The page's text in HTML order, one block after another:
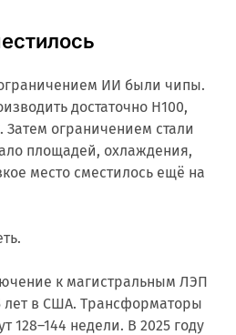
ИИ были чипы.
достаточно H100,
ограничением стали
площадей, охлаждения,
место сместилось ещё на
к магистральным ЛЭП
лет в США. Трансформаторы
128–144 недели. В 2025 году